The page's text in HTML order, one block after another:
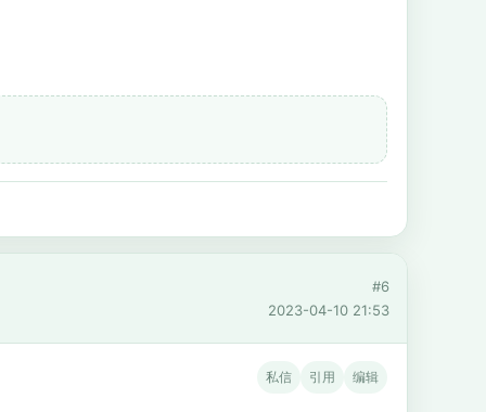
#6
2023-04-10 21:53
私信 引用 编辑